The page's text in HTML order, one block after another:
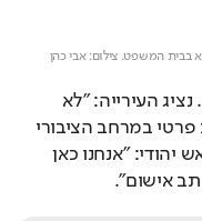
המשפט. צילום: אבי כהן
במהלך הדיון החלו צעקות בין הצדדים. נציג העירייה: ״לא
מוכנים לאשר לראש יהודי לקיים אירוע פרטי במרחב הציבורי
שיגרום לנזק הרבה יותר קשה״. נציג ראש יהודי: ״אנחנו כאן
אישום״.